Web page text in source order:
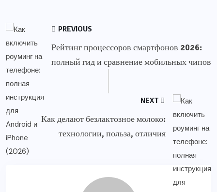
PREVIOUS
Рейтинг процессоров смартфонов 2026:
полный гид и сравнение мобильных чипов
NEXT
Как делают безлактозное молоко:
технологии, польза, отличия